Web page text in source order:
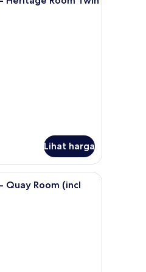
Lihat harga
premium, minibar, brankas, dan meja
Quay Room (incl